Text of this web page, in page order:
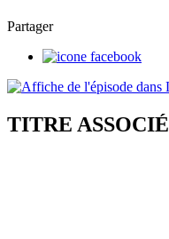
Partager
TITRE ASSOCIÉ